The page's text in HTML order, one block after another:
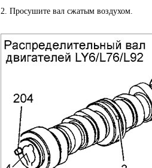
2. Просушите вал сжатым воздухом.